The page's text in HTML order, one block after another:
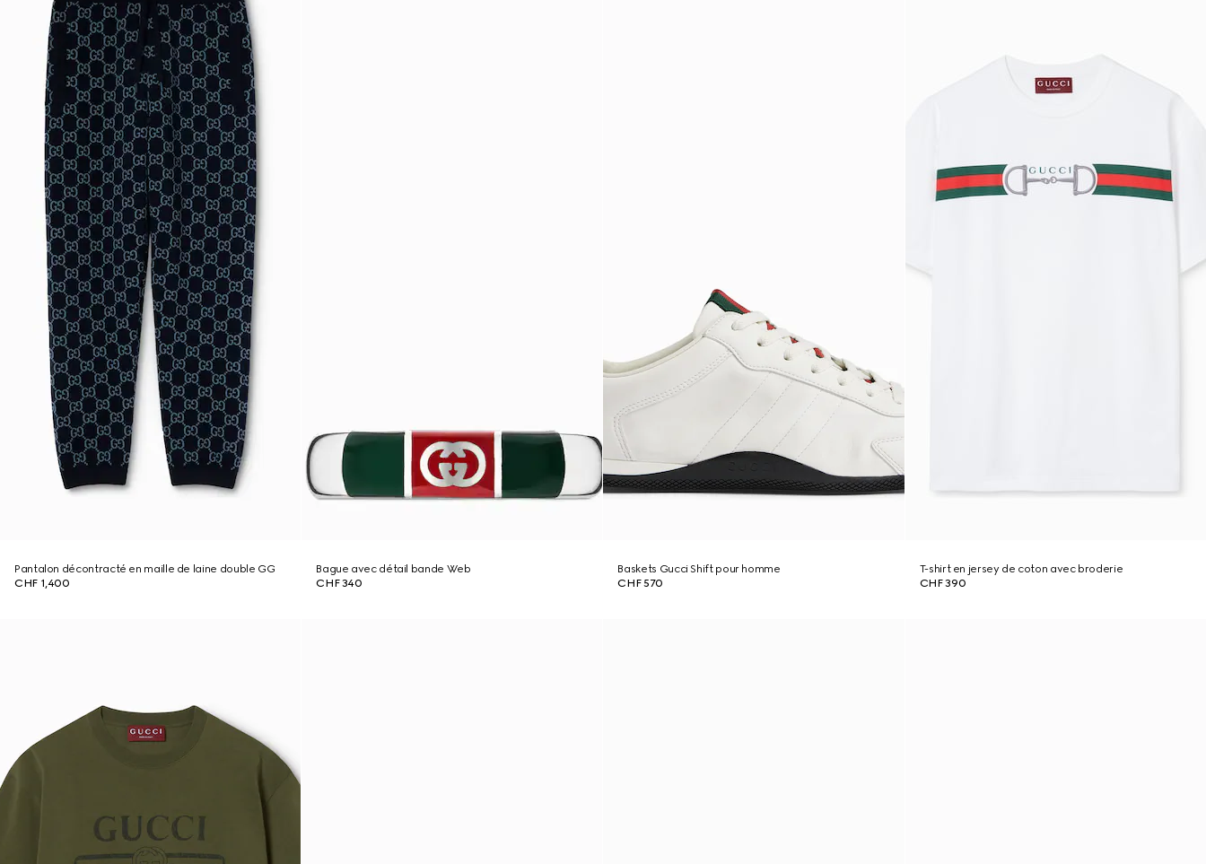
Pantalon décontracté en maille de laine double GG
CHF 1,400
Bague avec détail bande Web
CHF 340
Baskets Gucci Shift pour homme
CHF 570
T-shirt en jersey de coton avec broderie
CHF 390